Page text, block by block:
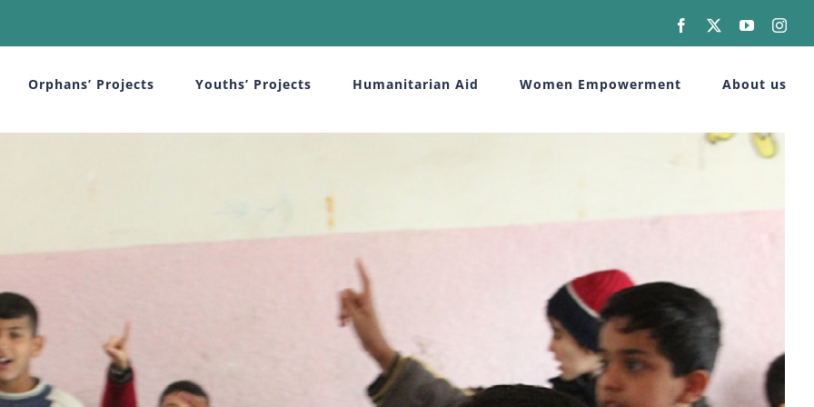
Facebook YouTube
Orphans’ Projects Youths’ Projects Humanitarian Aid Women Empowerment About us